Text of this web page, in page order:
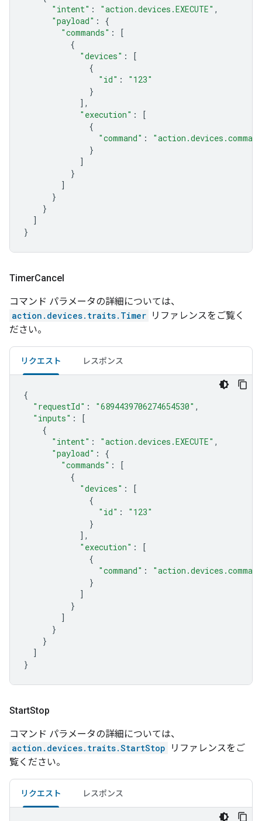
"intent" : "action.devices.EXECUTE" ,
"payload" :
{
"commands" :
[
{
"devices" :
[
{
"id" :
"123"
}
],
"execution" :
[
{
"command" :
}
]
}
]
}
}
]
}
TimerCancel
コマンド パラメータの詳細については、
action.devices.traits.Timer リファレンスをご覧く
ださい。
リクエスト レスポンス
{
"requestId" : "6894439706274654530" ,
"inputs" :
[
{
"intent" : "action.devices.EXECUTE" ,
"payload" :
{
"commands" :
[
{
"devices" :
[
{
"id" :
"123"
}
],
"execution" :
[
{
"command" :
}
]
}
]
}
}
]
}
StartStop
コマンド パラメータの詳細については、
action.devices.traits.StartStop
リファレンスをご
覧ください。
リクエスト レスポンス